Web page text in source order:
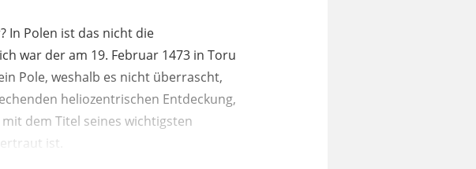
In Polen ist das nicht die
war der am 19. Februar 1473 in Toru
Pole, weshalb es nicht überrascht,
heliozentrischen Entdeckung,
dem Titel seines wichtigsten
ist.